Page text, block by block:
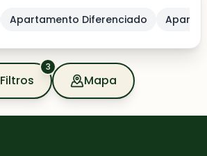
Filtros
3
Mapa
Apartamento Diferenciado